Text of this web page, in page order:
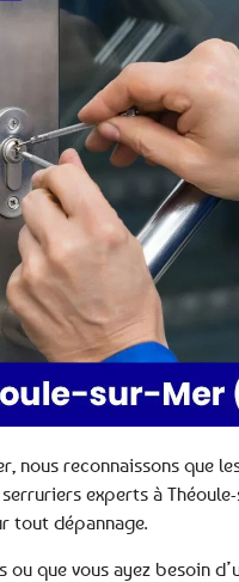
nous reconnaissons que
experts à
tout dépannage.
ou que vous ayez besoin